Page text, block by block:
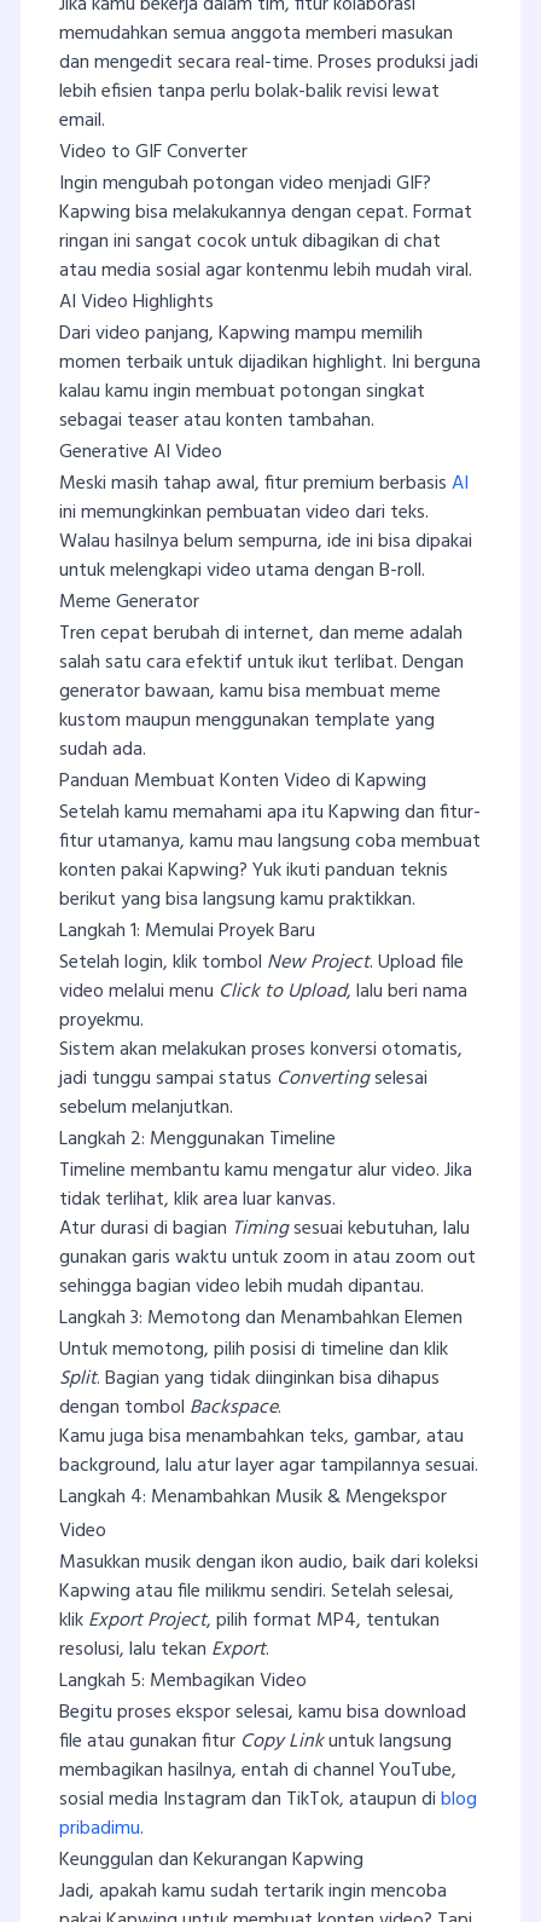
memudahkan semua anggota memberi masukan
dan mengedit secara real-time. Proses produksi jadi
lebih efisien tanpa perlu bolak-balik revisi lewat
email.
Video to GIF Converter
Ingin mengubah potongan video menjadi GIF?
Kapwing bisa melakukannya dengan cepat. Format
ringan ini sangat cocok untuk dibagikan di chat
atau media sosial agar kontenmu lebih mudah viral.
AI Video Highlights
Dari video panjang, Kapwing mampu memilih
momen terbaik untuk dijadikan highlight. Ini berguna
kalau kamu ingin membuat potongan singkat
sebagai teaser atau konten tambahan.
Generative AI Video
Meski masih tahap awal, fitur premium berbasisAI
ini memungkinkan pembuatan video dari teks.
Walau hasilnya belum sempurna, ide ini bisa dipakai
untuk melengkapi video utama dengan B-roll.
Meme Generator
Tren cepat berubah di internet, dan meme adalah
salah satu cara efektif untuk ikut terlibat. Dengan
generator bawaan, kamu bisa membuat meme
kustom maupun menggunakan template yang
sudah ada.
Panduan Membuat Konten Video di Kapwing
Setelah kamu memahami apa itu Kapwing dan fitur-
fitur utamanya, kamu mau langsung coba membuat
konten pakai Kapwing? Yuk ikuti panduan teknis
berikut yang bisa langsung kamu praktikkan.
Langkah 1: Memulai Proyek Baru
Setelah login, klik tombol New Project. Upload file
video melalui menu Click to Upload, lalu beri nama
proyekmu.
Sistem akan melakukan proses konversi otomatis,
jadi tunggu sampai status Convertingselesai
sebelum melanjutkan.
Langkah 2: Menggunakan Timeline
Timeline membantu kamu mengatur alur video. Jika
tidak terlihat, klik area luar kanvas.
Atur durasi di bagian Timingsesuai kebutuhan, lalu
gunakan garis waktu untuk zoom in atau zoom out
sehingga bagian video lebih mudah dipantau.
Langkah 3: Memotong dan Menambahkan Elemen
Untuk memotong, pilih posisi di timeline dan klik
Split. Bagian yang tidak diinginkan bisa dihapus
dengan tombol Backspace.
Kamu juga bisa menambahkan teks, gambar, atau
background, lalu atur layer agar tampilannya sesuai.
Langkah 4: Menambahkan Musik & Mengekspor
Video
Masukkan musik dengan ikon audio, baik dari koleksi
Kapwing atau file milikmu sendiri. Setelah selesai,
klikExport Project, pilih format MP4, tentukan
resolusi, lalu tekan Export.
Langkah 5: Membagikan Video
Begitu proses ekspor selesai, kamu bisa download
file atau gunakan fitur Copy Linkuntuk langsung
membagikan hasilnya, entah di channel YouTube,
sosial media Instagram dan TikTok, ataupun diblog
pribadimu.
Keunggulan dan Kekurangan Kapwing
Jadi, apakah kamu sudah tertarik ingin mencoba